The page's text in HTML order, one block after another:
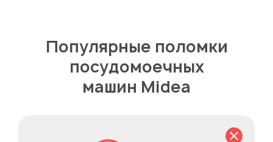
Популярные поломки
посудомоечных
машин Midea